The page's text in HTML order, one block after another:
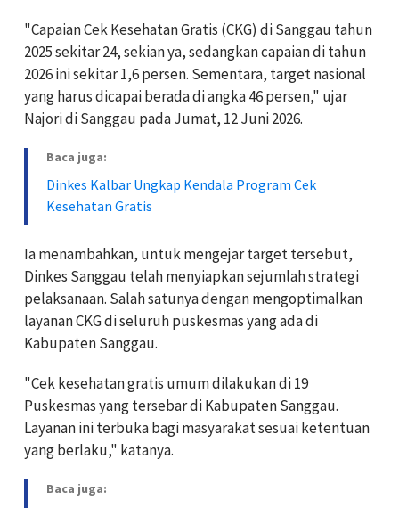
"Capaian Cek Kesehatan Gratis (CKG) di Sanggau tahun
2025 sekitar 24, sekian ya, sedangkan capaian di tahun
2026 ini sekitar 1,6 persen. Sementara, target nasional
yang harus dicapai berada di angka 46 persen," ujar
Najori di Sanggau pada Jumat, 12 Juni 2026.
Baca juga:
Dinkes Kalbar Ungkap Kendala Program Cek
Kesehatan Gratis
Ia menambahkan, untuk mengejar target tersebut,
Dinkes Sanggau telah menyiapkan sejumlah strategi
pelaksanaan. Salah satunya dengan mengoptimalkan
layanan CKG di seluruh puskesmas yang ada di
Kabupaten Sanggau.
"Cek kesehatan gratis umum dilakukan di 19
Puskesmas yang tersebar di Kabupaten Sanggau.
Layanan ini terbuka bagi masyarakat sesuai ketentuan
yang berlaku," katanya.
Baca juga: